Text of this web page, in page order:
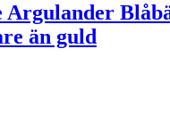
Argulander
än guld